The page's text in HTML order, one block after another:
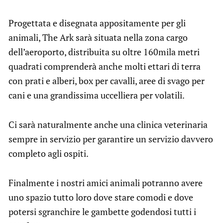
Progettata e disegnata appositamente per gli
animali, The Ark sarà situata nella zona cargo
dell’aeroporto, distribuita su oltre 160mila metri
quadrati comprenderà anche molti ettari di terra
con prati e alberi, box per cavalli, aree di svago per
cani e una grandissima uccelliera per volatili.
Ci sarà naturalmente anche una clinica veterinaria
sempre in servizio per garantire un servizio davvero
completo agli ospiti.
Finalmente i nostri amici animali potranno avere
uno spazio tutto loro dove stare comodi e dove
potersi sgranchire le gambette godendosi tutti i